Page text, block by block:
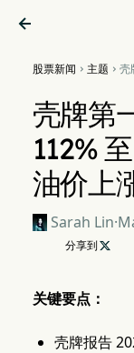

股票新闻  主题  壳
壳牌第
112%
油价上
Sarah Lin·
分享到 
关键要点：
壳牌报告